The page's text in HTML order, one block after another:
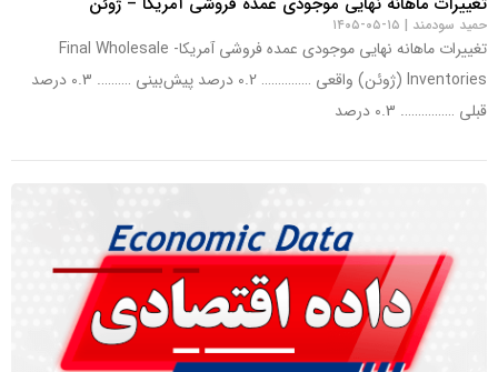
حمید سودمند ۱۵-۰۵-۱۴۰۵
تغییرات ماهانه نهایی موجودی عمده فروشی آمریکا- Final Wholesale
Inventories (ژوئن) واقعی …………… 0.2 درصد پیش‌بینی ………. 0.3 درصد
قبلی ……………. 0.3 درصد